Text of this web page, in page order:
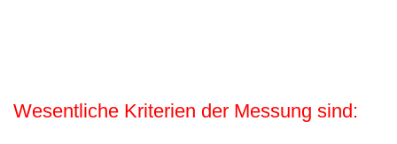
Wesentliche Kriterien der Messung sind: